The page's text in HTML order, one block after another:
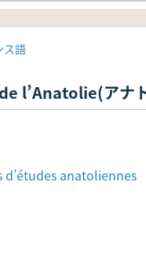
ス語
l’Anatolie(アナ
anatoliennes